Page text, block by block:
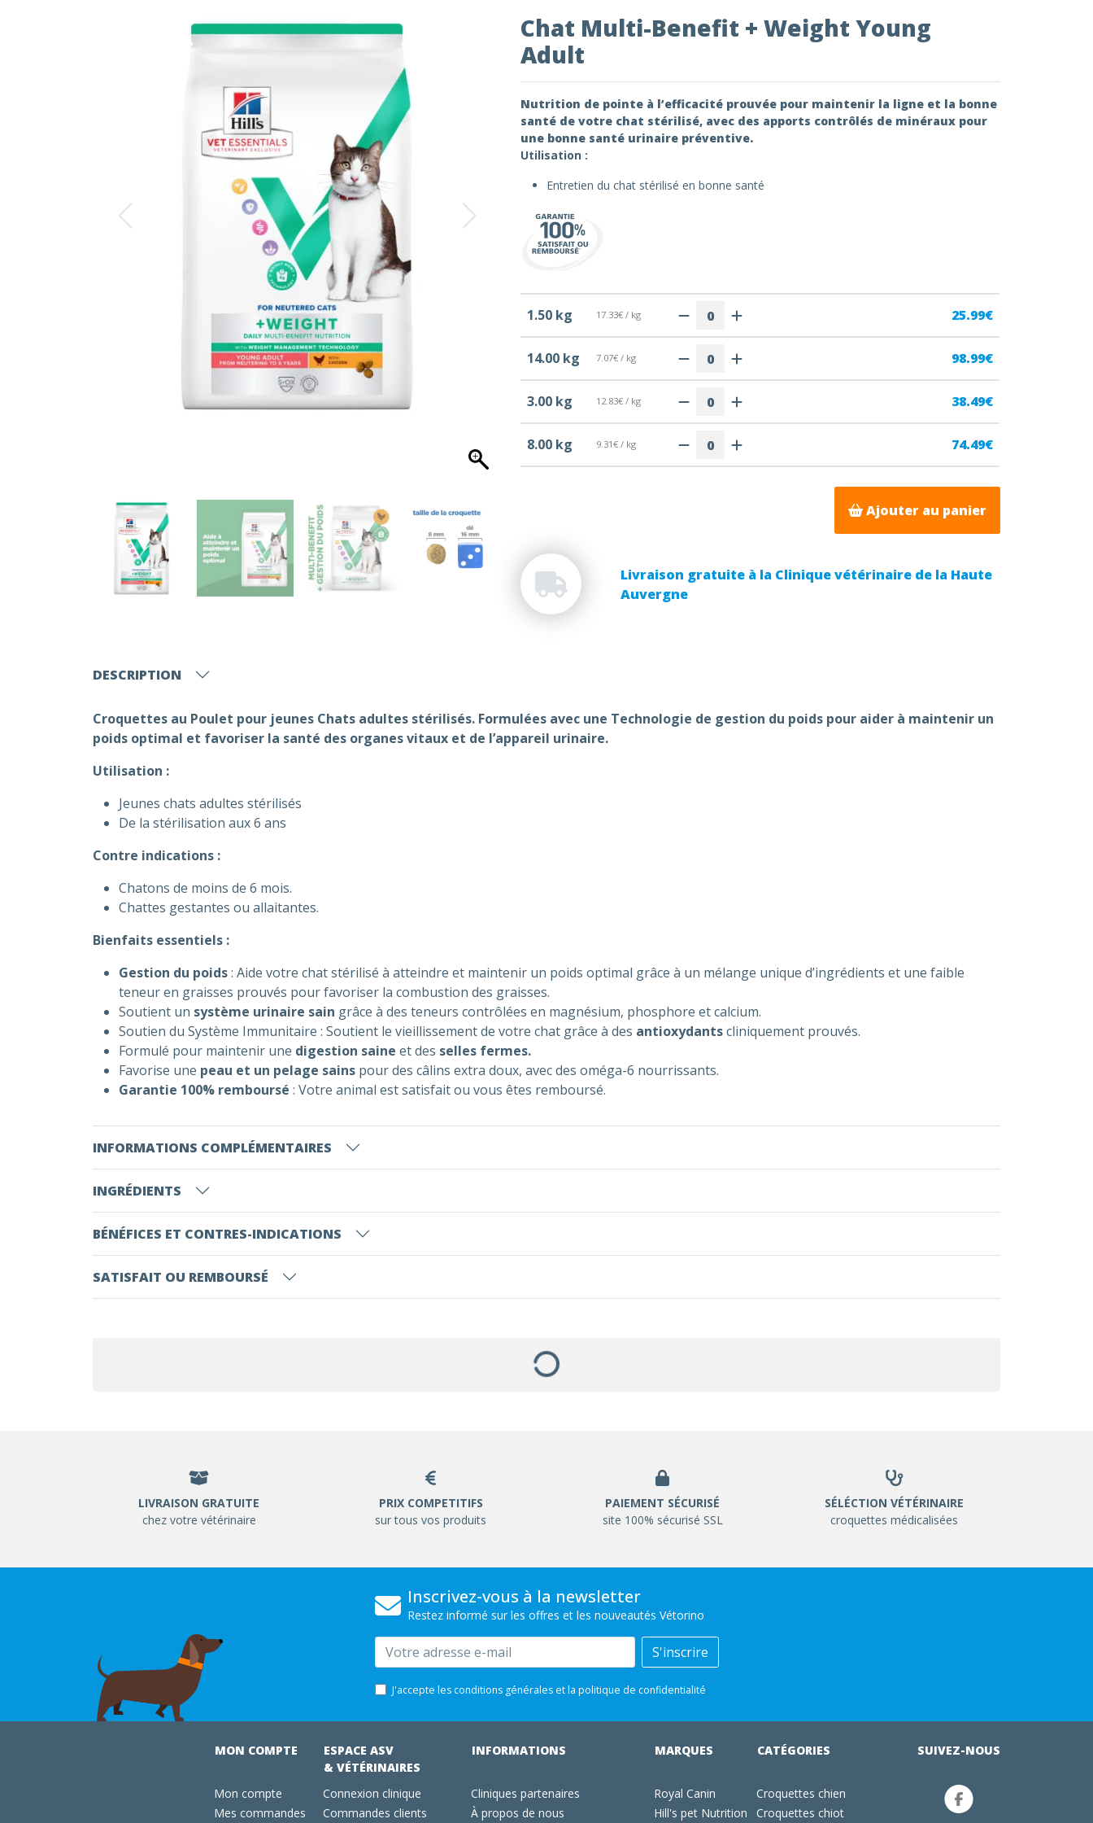
Chat Multi-Benefit + Weight Young
Adult
Nutrition de pointe à l’efficacité prouvée pour maintenir la ligne et la bonne
santé de votre chat stérilisé, avec des apports contrôlés de minéraux pour
une bonne santé urinaire préventive.
Utilisation :
Entretien du chat stérilisé en bonne santé
1.50 kg 17.33€ / kg 25.99€
14.00 kg 7.07€ / kg 98.99€
3.00 kg 12.83€ / kg 38.49€
8.00 kg 9.31€ / kg 74.49€
Ajouter au panier
Livraison gratuite à la Clinique vétérinaire de la Haute
Auvergne
DESCRIPTION
Croquettes au Poulet pour jeunes Chats adultes stérilisés. Formulées avec une Technologie de gestion du poids pour aider à maintenir un
poids optimal et favoriser la santé des organes vitaux et de l’appareil urinaire.
Utilisation :
Jeunes chats adultes stérilisés
De la stérilisation aux 6 ans
Contre indications :
Chatons de moins de 6 mois.
Chattes gestantes ou allaitantes.
Bienfaits essentiels :
Gestion du poids: Aide votre chat stérilisé à atteindre et maintenir un poids optimal grâce à un mélange unique d’ingrédients et une faible
teneur en graisses prouvés pour favoriser la combustion des graisses.
Soutient un système urinaire sain grâce à des teneurs contrôlées en magnésium, phosphore et calcium.
Soutien du Système Immunitaire : Soutient le vieillissement de votre chat grâce à des antioxydantscliniquement prouvés.
Formulé pour maintenir une digestion saine et des selles fermes.
Favorise une peau et un pelage sains pour des câlins extra doux, avec des oméga-6 nourrissants.
Garantie 100% remboursé : Votre animal est satisfait ou vous êtes remboursé.
INFORMATIONS COMPLÉMENTAIRES
INGRÉDIENTS
BÉNÉFICES ET CONTRES-INDICATIONS
SATISFAIT OU REMBOURSÉ
LIVRAISON GRATUITE
chez votre vétérinaire
PRIX COMPETITIFS
sur tous vos produits
PAIEMENT SÉCURISÉ
site 100% sécurisé SSL
SÉLÉCTION VÉTÉRINAIRE
croquettes médicalisées
Inscrivez-vous à la newsletter
Restez informé sur les offres et les nouveautés Vétorino
Email S'inscrire
J'accepte les conditions générales et la politique de confidentialité
MON COMPTE
Mon compte
Mes commandes
ESPACE ASV
& VÉTÉRINAIRES
Connexion clinique
Commandes clients
INFORMATIONS
Cliniques partenaires
À propos de nous
MARQUES
Royal Canin
Hill's pet Nutrition
CATÉGORIES
Croquettes chien
Croquettes chiot
SUIVEZ-NOUS